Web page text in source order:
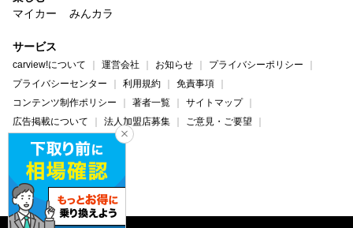
マイカー
みんカラ
サービス
carview!について 運営会社 お知らせ
プライバシーポリシー
プライバシーセンター
利用規約
免責事項
コンテンツ制作ポリシー
著者一覧
サイトマップ
広告掲載について
法人加盟店募集
ご意見・ご要望
ヘルプ・お問い合わせ
carview! Yahoo! JAPAN